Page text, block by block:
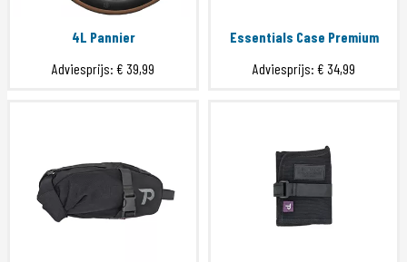
4L Pannier
Adviesprijs: € 39,99
Essentials Case Premium
Adviesprijs: € 34,99